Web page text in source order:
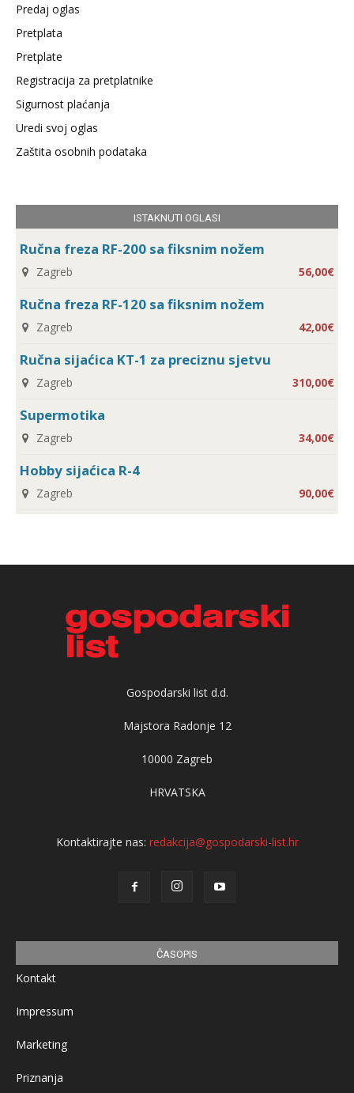
Predaj oglas
Pretplata
Pretplate
Registracija za pretplatnike
Sigurnost plaćanja
Uredi svoj oglas
Zaštita osobnih podataka
ISTAKNUTI OGLASI
Ručna freza RF-200 sa fiksnim nožem
Zagreb 56,00€
Ručna freza RF-120 sa fiksnim nožem
Zagreb 42,00€
Ručna sijaćica KT-1 za preciznu sjetvu
Zagreb 310,00€
Supermotika
Zagreb 34,00€
Hobby sijaćica R-4
Zagreb 90,00€
Gospodarski list d.d.
Majstora Radonje 12
10000 Zagreb
HRVATSKA
Kontaktirajte nas: redakcija@gospodarski-list.hr
ČASOPIS
Kontakt
Impressum
Marketing
Priznanja